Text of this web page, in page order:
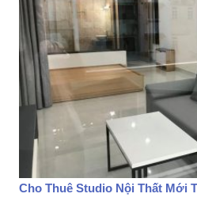
Cho Thuê Studio Nội Thất Mới